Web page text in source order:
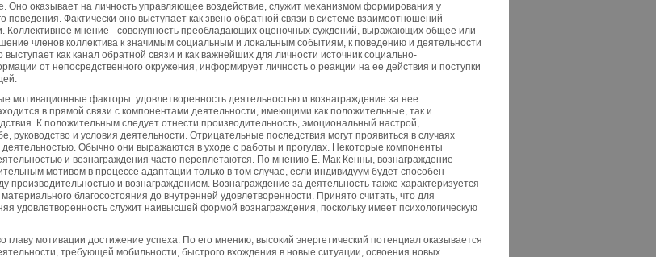
Оно оказывает на личность управляющее воздействие, служит механизмом формирования у
поведения. Фактически оно выступает как звено обратной связи в системе взаимоотношений
Коллективное мнение - совокупность преобладающих оценочных суждений, выражающих общее или
членов коллектива к значимым социальным и локальным событиям, к поведению и деятельности
как канал обратной связи и как важнейших для личности источник социально-
от непосредственного окружения, информирует личность о реакции на ее действия и поступки
мотивационные факторы: удовлетворенность деятельностью и вознаграждение за нее.
в прямой связи с компонентами деятельности, имеющими как положительные, так и
К положительным следует отнести производительность, эмоциональный настрой,
руководство и условия деятельности. Отрицательные последствия могут проявиться в случаях
деятельностью. Обычно они выражаются в уходе с работы и прогулах. Некоторые компоненты
и вознаграждения часто переплетаются. По мнению Е. Мак Кенны, вознаграждение
мотивом в процессе адаптации только в том случае, если индивидуум будет способен
производительностью и вознаграждением. Вознаграждение за деятельность также характеризуется
благосостояния до внутренней удовлетворенности. Принято считать, что для
удовлетворенность служит наивысшей формой вознаграждения, поскольку имеет психологическую
главу мотивации достижение успеха. По его мнению, высокий энергетический потенциал оказывается
требующей мобильности, быстрого вхождения в новые ситуации, освоения новых